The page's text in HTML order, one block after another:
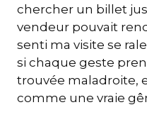
chercher un billet
vendeur pouvait
senti ma visite se
si chaque geste
trouvée maladroite,
comme une vraie